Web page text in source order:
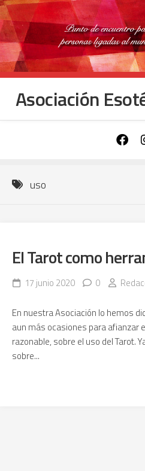
Saltar
al
contenido
Asociación
uso
El Tarot como
17 junio 2020 0
En nuestra Asociación lo hemos
aun más ocasiones para afianzar
razonable, sobre el uso del Tarot.
sobre...